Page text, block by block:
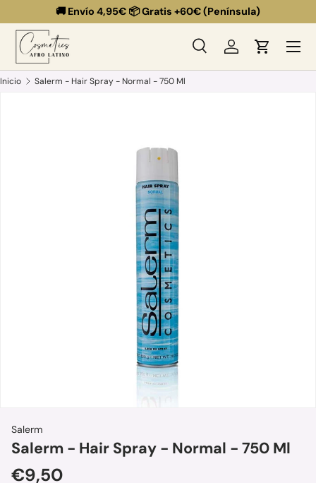
Ir al contenido
🚚 Envío 4,95€ 📦 Gratis +60€ (Península)
Buscar
Buscar
BuscarIniciar sesión
Carrito
Menú
Inicio Salerm - Hair Spray - Normal - 750 Ml
Salerm
Salerm - Hair Spray - Normal - 750 Ml
Precio normal
€9,50